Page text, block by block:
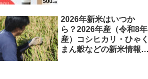
2026年新米はいつか
ら？2026年産（令和8年
産）コシヒカリ・ひゃく
まん穀などの新米情報を